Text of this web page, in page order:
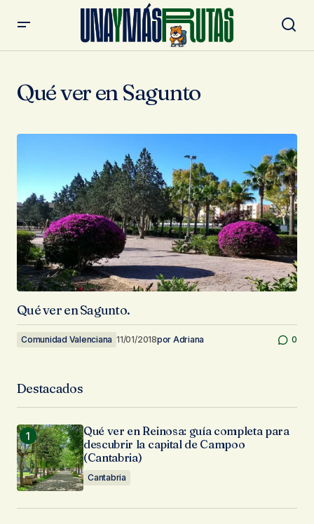
Qué ver en Sagunto
Qué ver en Sagunto.
Comunidad Valenciana 11/01/2018por Adriana 0
Destacados
Qué ver en Reinosa: guía completa para
descubrir la capital de Campoo
(Cantabria)
Cantabria